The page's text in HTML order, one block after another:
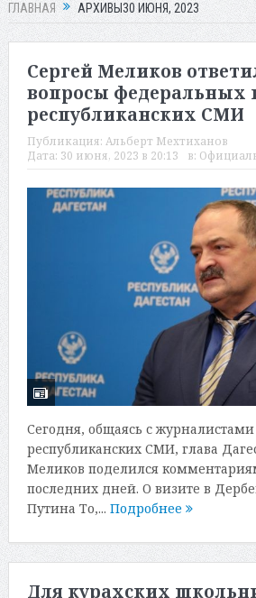
ГЛАВНАЯ АРХИВЫ30 ИЮНЯ, 2023
Сергей Меликов
вопросы федеральных
республиканских СМИ
Публикация: Альберт Мехтиханов
Дата: 30 июня, 2023 в 20:13 в:
Сегодня, общаясь с
республиканских СМИ, глава
Меликов поделился
последних дней. О визите в
Путина То,... Подробнее
Для курахских